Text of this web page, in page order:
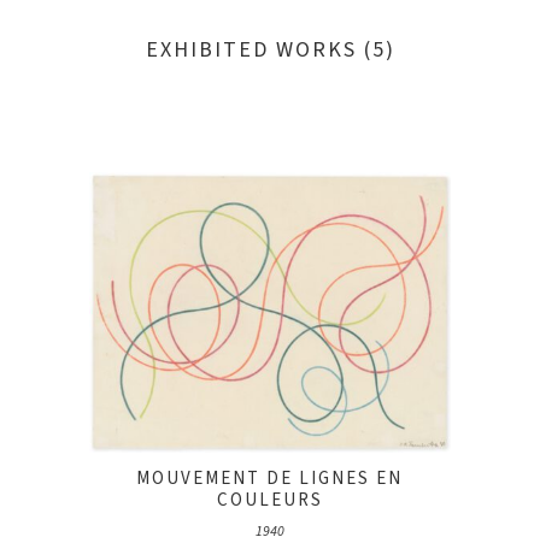
EXHIBITED WORKS (5)
MOUVEMENT DE LIGNES EN
COULEURS
1940